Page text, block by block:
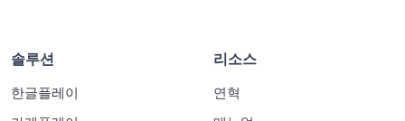
한글플레이
가게플레이
연혁
메뉴얼